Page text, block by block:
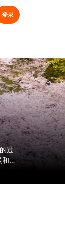
登录
过
和水